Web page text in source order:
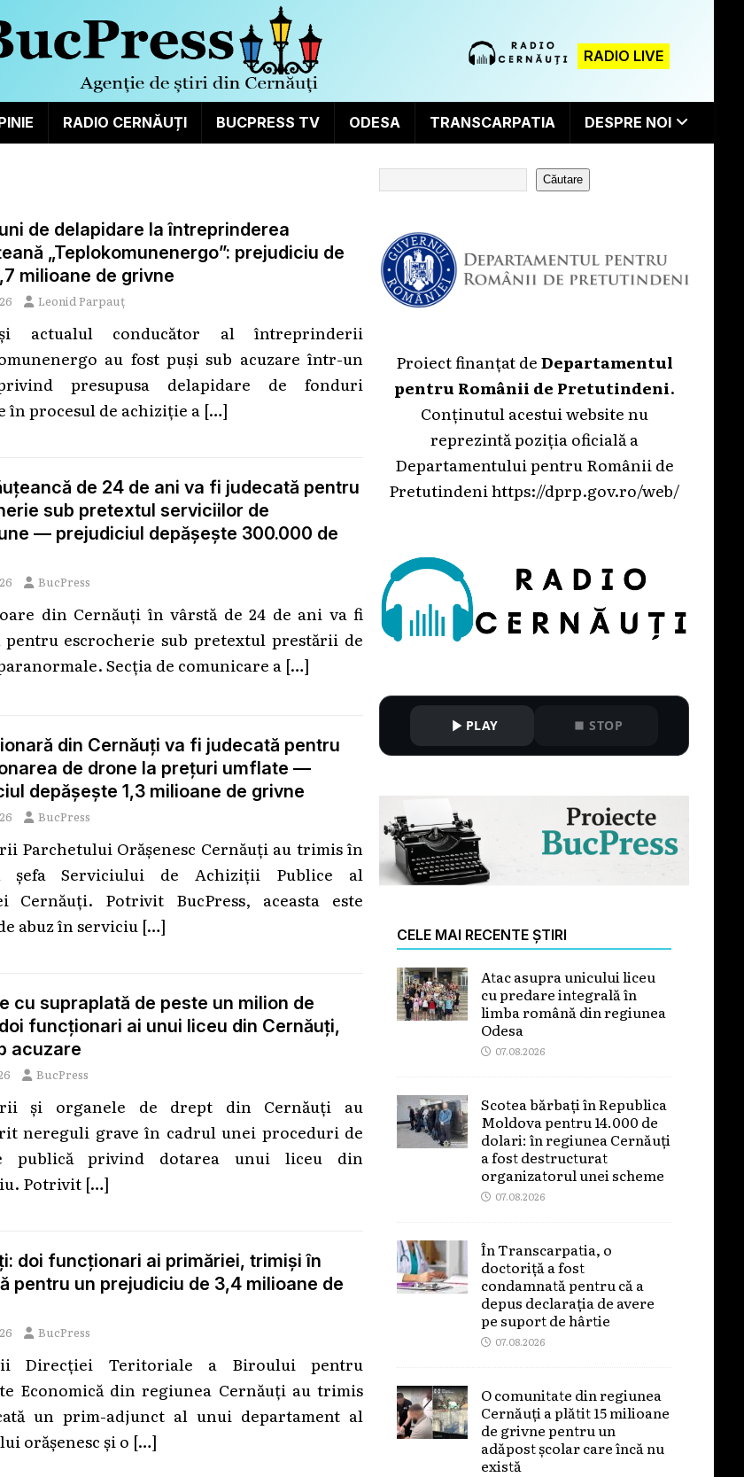
RADIO LIVE
RADIO CERNĂUȚI BUCPRESS TV ODESA TRANSCARPATIA DESPRE NOI
de delapidare la întreprinderea
„Teplokomunenergo”: prejudiciu de
milioane de grivne
Leonid Parpauț
actualul conducător al întreprinderii
au fost puși sub acuzare într-un
presupusa delapidare de fonduri
în procesul de achiziție a […]
de 24 de ani va fi judecată pentru
sub pretextul serviciilor de
— prejudiciul depășește 300.000 de
BucPress
din Cernăuți în vârstă de 24 de ani va fi
pentru escrocherie sub pretextul prestării de
Secția de comunicare a […]
din Cernăuți va fi judecată pentru
de drone la prețuri umflate —
depășește 1,3 milioane de grivne
BucPress
Parchetului Orășenesc Cernăuți au trimis în
șefa Serviciului de Achiziții Publice al
Cernăuți. Potrivit BucPress, aceasta este
abuz în serviciu […]
cu supraplată de peste un milion de
funcționari ai unui liceu din Cernăuți,
acuzare
BucPress
și organele de drept din Cernăuți au
nereguli grave în cadrul unei proceduri de
publică privind dotarea unui liceu din
Potrivit […]
doi funcționari ai primăriei, trimiși în
pentru un prejudiciu de 3,4 milioane de
BucPress
Direcției Teritoriale a Biroului pentru
Economică din regiunea Cernăuți au trimis
un prim-adjunct al unui departament al
orășenesc și o […]
Căutare
Proiect finanțat deDepartamentul
pentru Românii de Pretutindeni.
Conținutul acestui website nu
reprezintă poziția oficială a
Departamentului pentru Românii de
Pretutindenihttps://dprp.gov.ro/web/
PLAY STOP
CELE MAI RECENTE ȘTIRI
Atac asupra unicului liceu
cu predare integrală în
limba română din regiunea
Odesa
07.08.2026
Scotea bărbați în Republica
Moldova pentru 14.000 de
dolari: în regiunea Cernăuți
a fost destructurat
organizatorul unei scheme
07.08.2026
În Transcarpatia, o
doctoriță a fost
condamnată pentru că a
depus declarația de avere
pe suport de hârtie
07.08.2026
O comunitate din regiunea
Cernăuți a plătit 15 milioane
de grivne pentru un
adăpost școlar care încă nu
există